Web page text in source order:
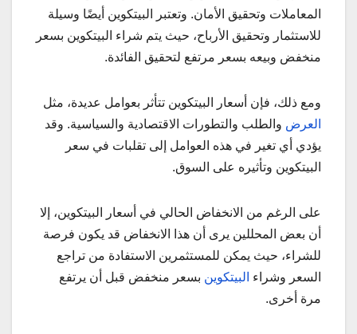
المعاملات وتحقيق الأمان. وتعتبر البيتكوين أيضًا وسيلة
للاستثمار وتحقيق الأرباح، حيث يتم شراء البيتكوين بسعر
منخفض وبيعه بسعر مرتفع لتحقيق الفائدة.
ومع ذلك، فإن أسعار البيتكوين تتأثر بعوامل عديدة، مثل
العرض والطلب والتطورات الاقتصادية والسياسية. وقد
يؤدي أي تغير في هذه العوامل إلى تقلبات في سعر
البيتكوين وتأثيره على السوق.
على الرغم من الانخفاض الحالي في أسعار البيتكوين، إلا
أن بعض المحللين يرى أن هذا الانخفاض قد يكون فرصة
للشراء، حيث يمكن للمستثمرين الاستفادة من تراجع
السعر وشراء البيتكوين بسعر منخفض قبل أن يرتفع
مرة أخرى.